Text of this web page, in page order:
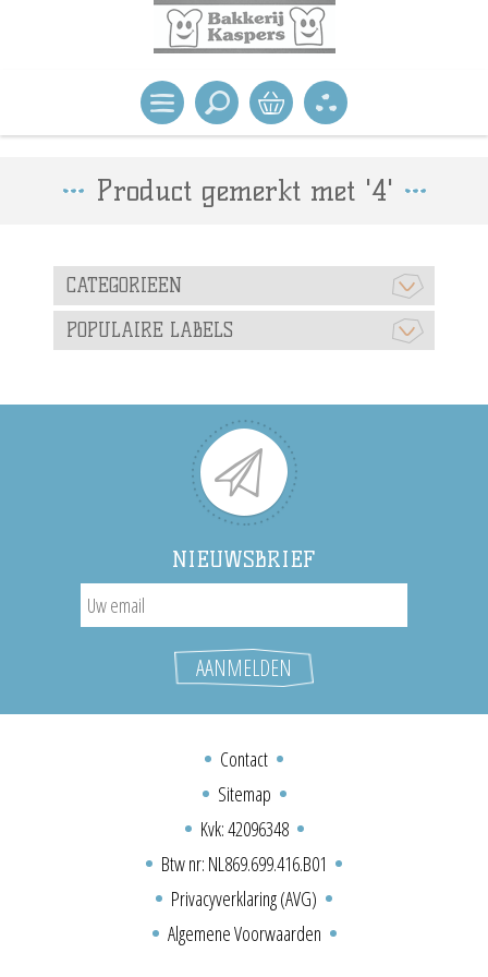
Product gemerkt met '4'
CATEGORIEEN
POPULAIRE LABELS
NIEUWSBRIEF
Contact
Sitemap
Kvk: 42096348
Btw nr: NL869.699.416.B01
Privacyverklaring (AVG)
Algemene Voorwaarden